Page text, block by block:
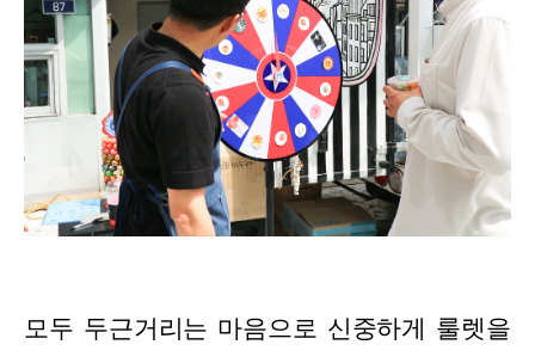
모두 두근거리는 마음으로 신중하게 룰렛을